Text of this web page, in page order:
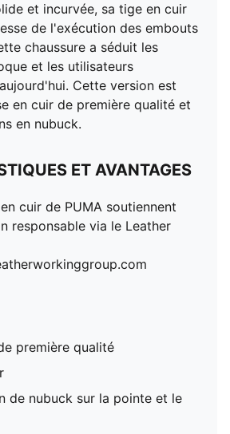
et incurvée, sa tige en cuir
de l'exécution des embouts
chaussure a séduit les
et les utilisateurs
Cette version est
en cuir de première qualité et
en nubuck.
ET AVANTAGES
cuir de PUMA soutiennent
responsable via le Leather
première qualité
de nubuck sur la pointe et le